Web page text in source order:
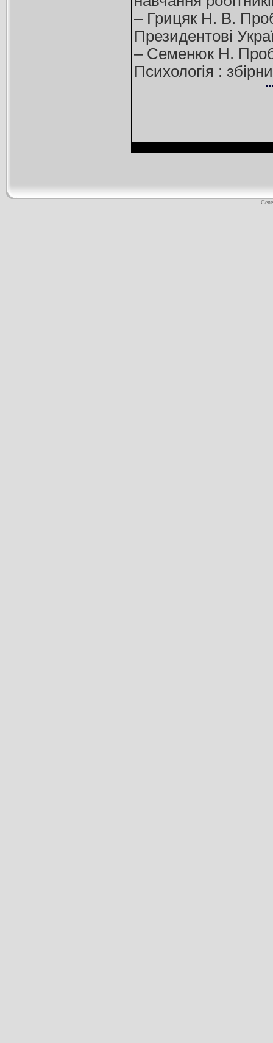
– Грицяк Н. В.
Президентові
– Семенюк Н.
Психологія :